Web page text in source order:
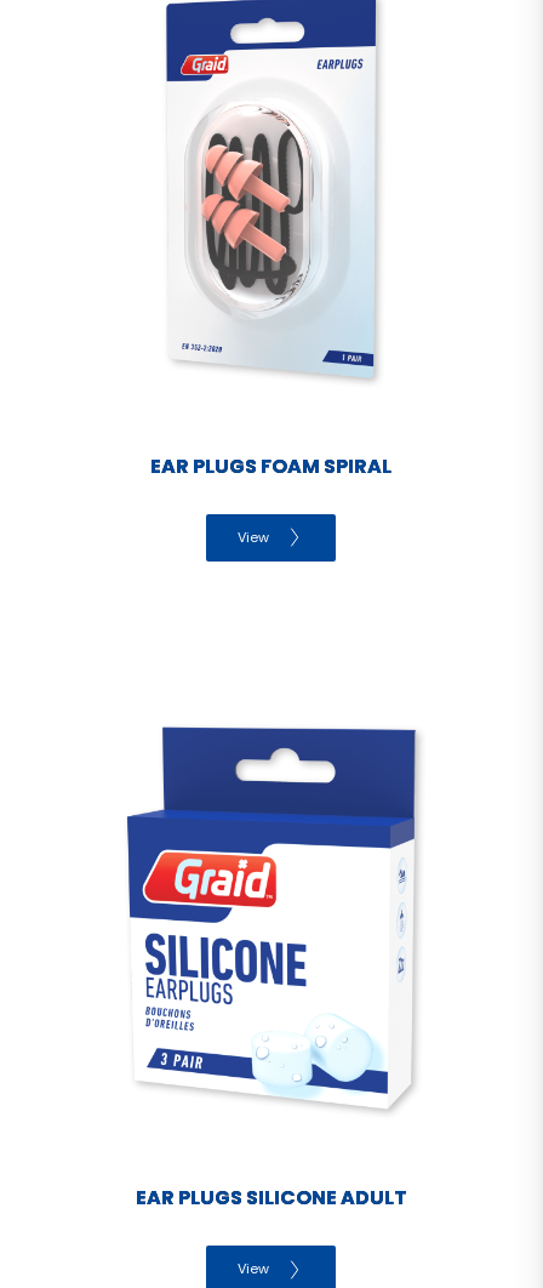
EAR PLUGS FOAM SPIRAL
View
EAR PLUGS SILICONE ADULT
View